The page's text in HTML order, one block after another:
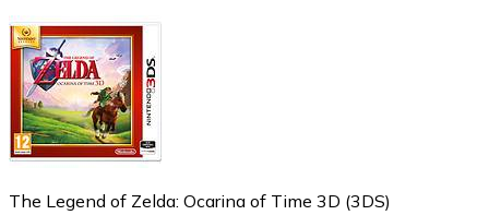
The Legend of Zelda: Ocarina of Time 3D (3DS)